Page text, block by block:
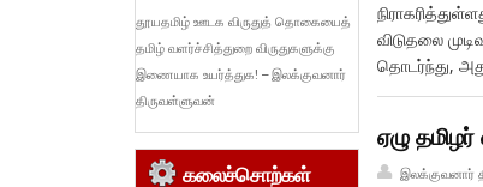
விடுதலை
தொடர்ந்து,
ஏழு
இலக்குவனார்
தூயதமிழ் ஊடக விருதுத் தொகையைத்
தமிழ் வளர்ச்சித்துறை விருதுகளுக்கு
இணையாக உயர்த்துக! – இலக்குவனார்
திருவள்ளுவன்
கலைச்சொற்கள்